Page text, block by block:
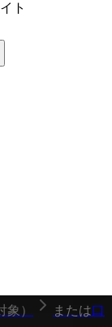
ト
象） または口